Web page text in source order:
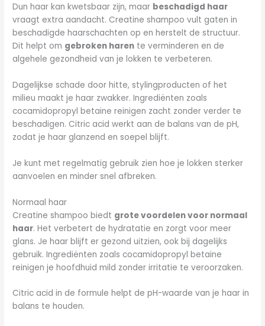
Dun haar kan kwetsbaar zijn, maar beschadigd haar
vraagt extra aandacht. Creatine shampoo vult gaten in
beschadigde haarschachten op en herstelt de structuur.
Dit helpt om gebroken haren te verminderen en de
algehele gezondheid van je lokken te verbeteren.
Dagelijkse schade door hitte, stylingproducten of het
milieu maakt je haar zwakker. Ingrediënten zoals
cocamidopropyl betaine reinigen zacht zonder verder te
beschadigen. Citric acid werkt aan de balans van de pH,
zodat je haar glanzend en soepel blijft.
Je kunt met regelmatig gebruik zien hoe je lokken sterker
aanvoelen en minder snel afbreken.
Normaal haar
Creatine shampoo biedt grote voordelen voor normaal
haar. Het verbetert de hydratatie en zorgt voor meer
glans. Je haar blijft er gezond uitzien, ook bij dagelijks
gebruik. Ingrediënten zoals cocamidopropyl betaine
reinigen je hoofdhuid mild zonder irritatie te veroorzaken.
Citric acid in de formule helpt de pH-waarde van je haar in
balans te houden.